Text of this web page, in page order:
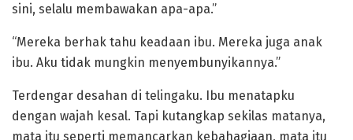
sini, selalu membawakan apa-apa.”
“Mereka berhak tahu keadaan ibu. Mereka juga anak
ibu. Aku tidak mungkin menyembunyikannya.”
Terdengar desahan di telingaku. Ibu menatapku
dengan wajah kesal. Tapi kutangkap sekilas matanya,
mata itu seperti memancarkan kebahagiaan, mata itu